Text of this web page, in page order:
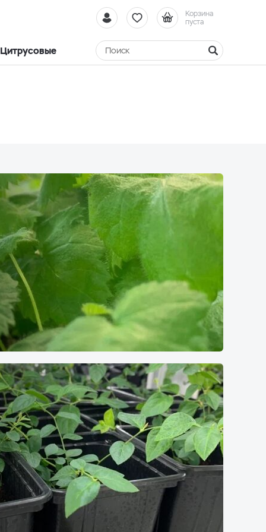
Корзина
пуста
Цитрусовые